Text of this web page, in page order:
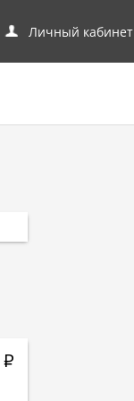
Личный кабинет
Р